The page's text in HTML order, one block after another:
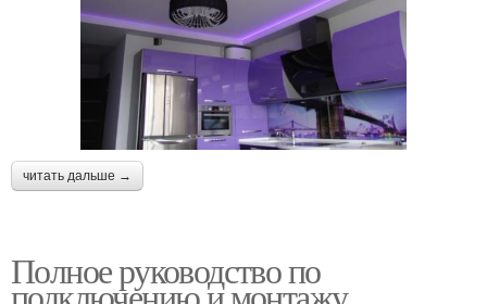
читать дальше →
Полное руководство по